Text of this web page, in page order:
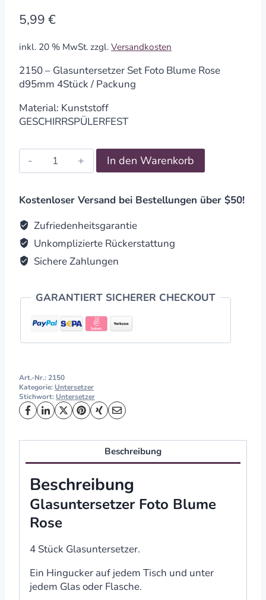
5,99 €
inkl. 20 % MwSt. zzgl. Versandkosten
2150 – Glasuntersetzer Set Foto Blume Rose
d95mm 4Stück / Packung
Material: Kunststoff
GESCHIRRSPÜLERFEST
Untersetzer
Set
Blume
d95mm
4Stück
/
Packung
In den Warenkorb
Kostenloser Versand bei Bestellungen über $50!
Zufriedenheitsgarantie
Unkomplizierte Rückerstattung
Sichere Zahlungen
GARANTIERT SICHERER CHECKOUT
Art.-Nr.:2150
Kategorie: Untersetzer
Stichwort: Untersetzer
Beschreibung
Beschreibung
Glasuntersetzer Foto Blume
Rose
4 Stück Glasuntersetzer.
Ein Hingucker auf jedem Tisch und unter
jedem Glas oder Flasche.